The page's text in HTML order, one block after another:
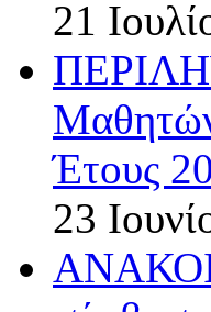
21
Έτους
23